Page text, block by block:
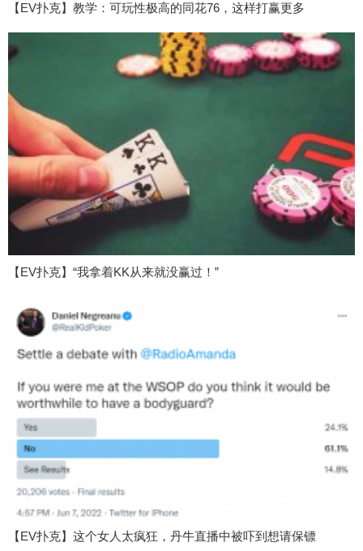
【EV扑克】教学：可玩性极高的同花76，这样打赢更多
【EV扑克】“我拿着KK从来就没赢过！”
【EV扑克】这个女人太疯狂，丹牛直播中被吓到想请保镖